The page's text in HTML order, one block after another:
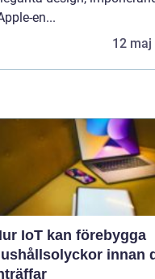
en...
12 maj
IoT kan förebygga
innan